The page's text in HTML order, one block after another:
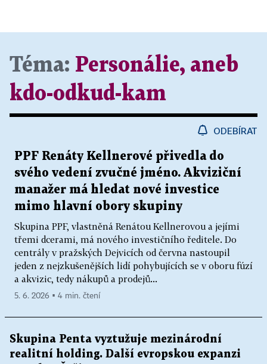
Téma: Personálie, aneb
kdo-odkud-kam
ODEBÍRAT
PPF Renáty Kellnerové přivedla do
svého vedení zvučné jméno. Akviziční
manažer má hledat nové investice
mimo hlavní obory skupiny
Skupina PPF, vlastněná Renátou Kellnerovou a jejími
třemi dcerami, má nového investičního ředitele. Do
centrály v pražských Dejvicích od června nastoupil
jeden z nejzkušenějších lidí pohybujících se v oboru fúzí
a akvizic, tedy nákupů a prodejů...
5. 6. 2026 ▪ 4 min. čtení
Skupina Penta vyztužuje mezinárodní
realitní holding. Další evropskou expanzi